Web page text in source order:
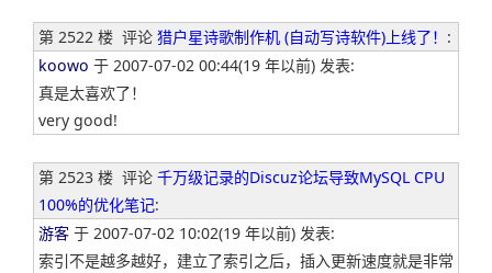
第 2522 楼 评论 猎户星诗歌制作机 (自动写诗软件)上线了！ :
koowo 于 2007-07-02 00:44(19 年以前) 发表:
真是太喜欢了！
very good!
第 2523 楼 评论 千万级记录的Discuz论坛导致MySQL CPU
100%的优化笔记:
游客 于 2007-07-02 10:02(19 年以前) 发表:
索引不是越多越好，建立了索引之后，插入更新速度就是非常